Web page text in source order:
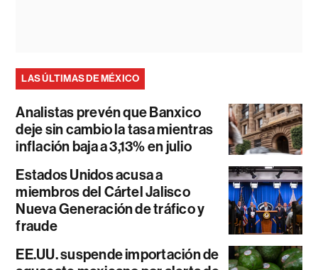
LAS ÚLTIMAS DE MÉXICO
Analistas prevén que Banxico
deje sin cambio la tasa mientras
inflación baja a 3,13% en julio
Estados Unidos acusa a
miembros del Cártel Jalisco
Nueva Generación de tráfico y
fraude
EE.UU. suspende importación de